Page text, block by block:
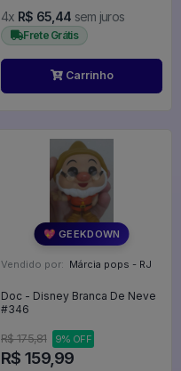
4x R$ 65,44 sem juros
Frete Grátis
Carrinho
💖 GEEKDOWN
Vendido por: Márcia pops - RJ
Doc - Disney Branca De Neve
#346
R$ 175,81 9% OFF
R$ 159,99